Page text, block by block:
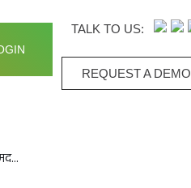
TALK TO US:
REQUEST A DEMO​